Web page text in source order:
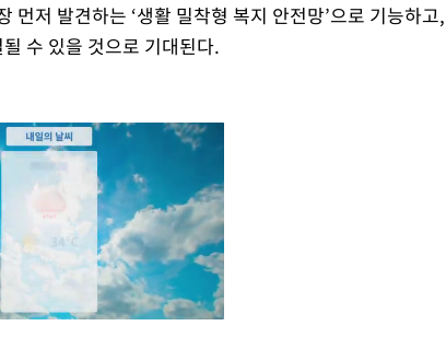
먼저 발견하는 ‘생활 밀착형 복지 안전망’으로 기능하고,
수 있을 것으로 기대된다.